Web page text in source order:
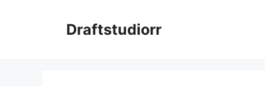
Draftstudiorr